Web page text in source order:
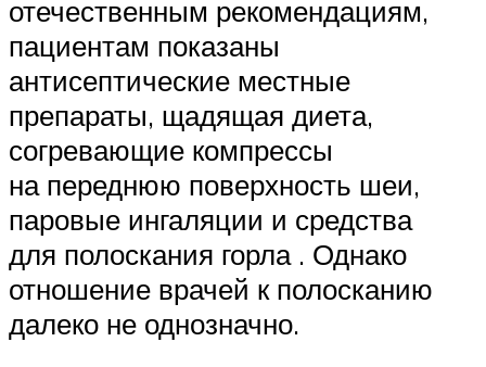
отечественным рекомендациям,
пациентам показаны
антисептические местные
препараты, щадящая диета,
согревающие компрессы
на переднюю поверхность шеи,
паровые ингаляции и средства
для полоскания горла . Однако
отношение врачей к полосканию
далеко не однозначно.